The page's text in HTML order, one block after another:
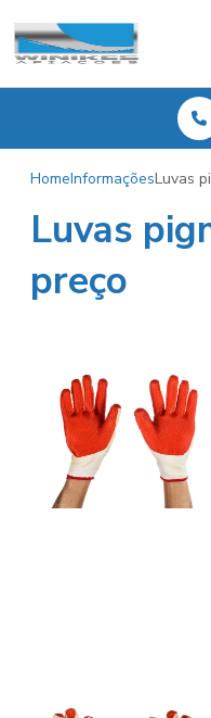
HomeInformaçõesLuvas
Luvas
preço